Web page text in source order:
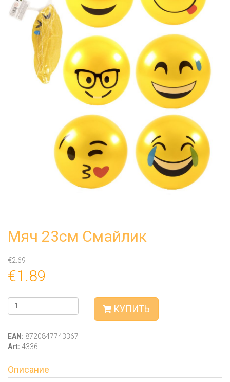
Мяч 23см Смайлик
€2.69
€1.89
КУПИТЬ
EAN: 8720847743367
Art: 4336
Описание